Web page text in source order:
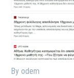
By odem